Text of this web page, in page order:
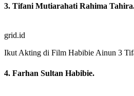
3. Tifani Mutiarahati Rahima
grid.id
Ikut Akting di Film Habibie Ainun 3
4. Farhan Sultan Habibie.